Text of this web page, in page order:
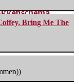
Bring Me The